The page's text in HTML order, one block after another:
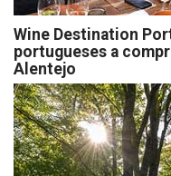
Wine Destination
portugueses a
Alentejo